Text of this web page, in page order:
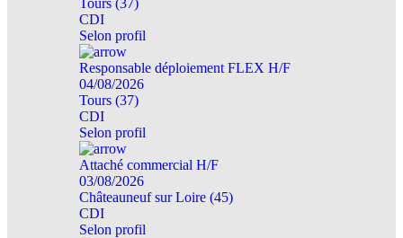
CDI
Selon profil
Responsable déploiement FLEX H/F
04/08/2026
Tours (37)
CDI
Selon profil
Attaché commercial H/F
03/08/2026
Châteauneuf sur Loire (45)
CDI
Selon profil